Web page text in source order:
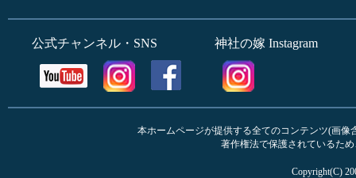
公式チャンネル・SNS 神社の嫁 Instagram
本ホームページが提供する全てのコンテンツ(画
著作権法で保護されているた
Copyright(C)